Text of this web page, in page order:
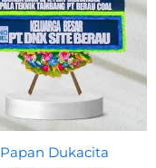
Papan Dukacita